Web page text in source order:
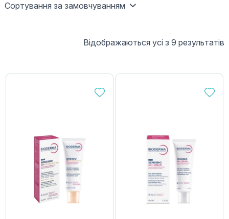
Сортування за замовчуванням
Відображаються усі з 9 результатів